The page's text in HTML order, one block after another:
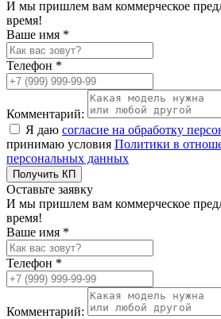
И мы пришлем вам коммерческое
время!
Ваше имя *
Телефон *
Комментарий:
Я даю согласие на обработку
принимаю условия Политики в
персональных данных
Получить КП
Оставьте заявку
И мы пришлем вам коммерческое
время!
Ваше имя *
Телефон *
Комментарий: